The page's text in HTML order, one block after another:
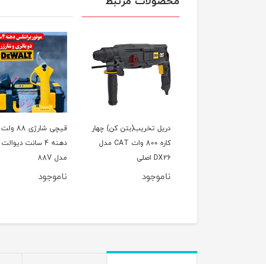
دریل تخریب(بتن کن) چهار
کاره 800 وات CAT مدل
DX26 اصلی
ناموجود
قیچی شارژی 88 ولت
دهنه 4 سانت دیوالت
مدل 88V
ناموجود